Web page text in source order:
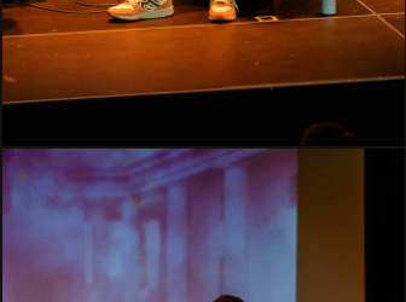
HMLH24-
Kopi